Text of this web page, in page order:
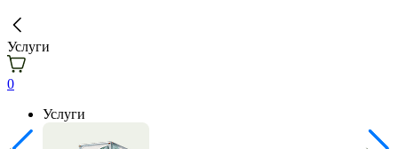
Услуги
0
Услуги